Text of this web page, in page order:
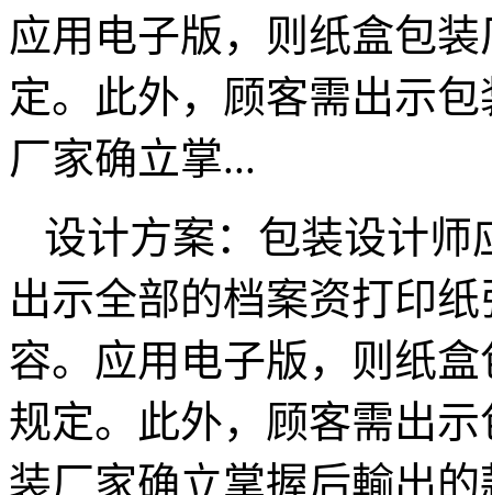
应用电子版，则纸盒包
定。此外，顾客需出示
厂家确立掌...
设计方案：包装设计师
出示全部的档案资打印
容。应用电子版，则纸
规定。此外，顾客需出
装厂家确立掌握后輸出的